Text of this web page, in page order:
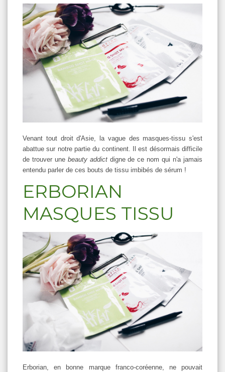
Venant tout droit d'Asie, la vague des masques-tissu s'est
abattue sur notre partie du continent. Il est désormais difficile
de trouver unebeauty addictdigne de ce nom qui n'a jamais
entendu parler de ces bouts de tissu imbibés de sérum !
ERBORIAN
MASQUES TISSU
Erborian, en bonne marque franco-coréenne, ne pouvait